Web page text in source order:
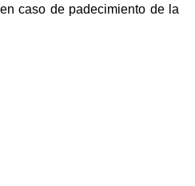
caso de padecimiento de la